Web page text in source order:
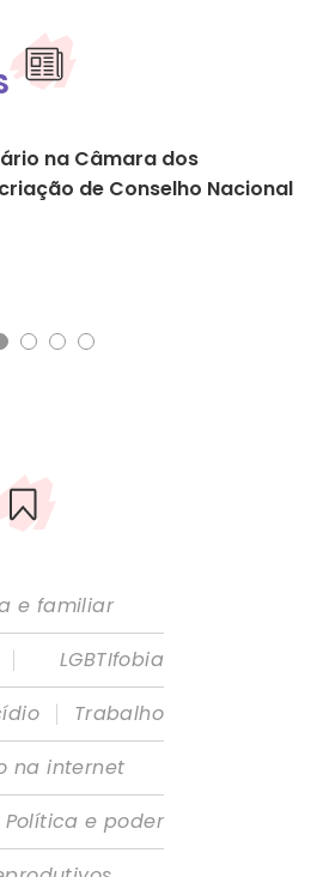
na Câmara dos
de Conselho Nacional
e familiar
|
LGBTIfobia
|
Trabalho
na internet
Política e poder